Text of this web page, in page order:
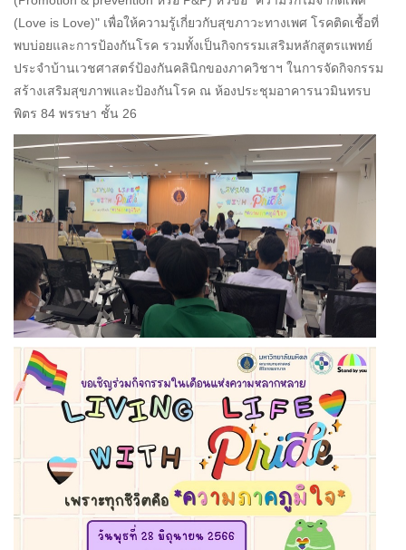
(Love is Love)" เพื่อให้ความรู้เกี่ยวกับสุขภาวะทางเพศ โรคติดเชื้อที่
พบบ่อยและการป้องกันโรค รวมทั้งเป็นกิจกรรมเสริมหลักสูตรแพทย์
ประจำบ้านเวชศาสตร์ป้องกันคลินิกของภาควิชาฯ ในการจัดกิจกรรม
สร้างเสริมสุขภาพและป้องกันโรค ณ ห้องประชุมอาคารนวมินทรบ
พิตร 84 พรรษา ชั้น 26